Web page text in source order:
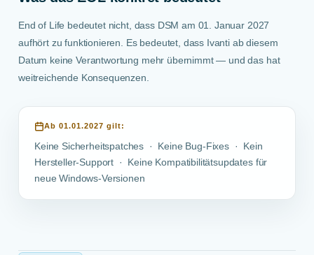
End of Life bedeutet nicht, dass DSM am 01. Januar 2027
aufhört zu funktionieren. Es bedeutet, dass Ivanti ab diesem
Datum keine Verantwortung mehr übernimmt — und das hat
weitreichende Konsequenzen.
Ab 01.01.2027 gilt:
Keine Sicherheitspatches · Keine Bug-Fixes · Kein
Hersteller-Support · Keine Kompatibilitätsupdates für
neue Windows-Versionen